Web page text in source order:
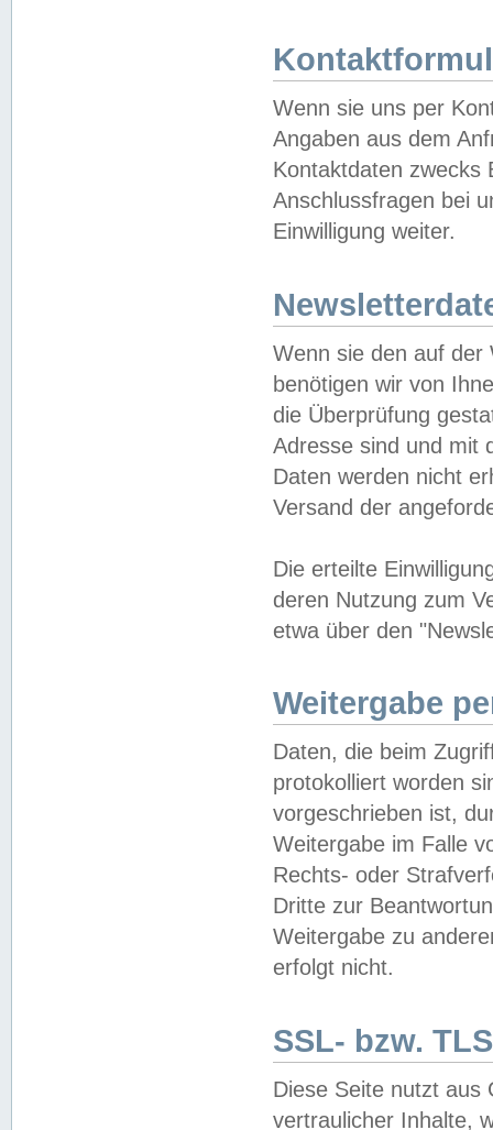
Wenn sie uns per
Angaben aus dem
Kontaktdaten zwecks
Anschlussfragen bei
Einwilligung weiter.
Wenn sie den auf der
benötigen wir von
die Überprüfung
Adresse sind und mit
Daten werden nicht
Versand der
Die erteilte
deren Nutzung zum
etwa über den
Weitergabe
Daten, die beim
protokolliert worden
vorgeschrieben ist,
Weitergabe im Falle
Rechts- oder
Dritte zur
Weitergabe zu
erfolgt nicht.
SSL- bzw.
Diese Seite nutzt aus
vertraulicher Inhalte,